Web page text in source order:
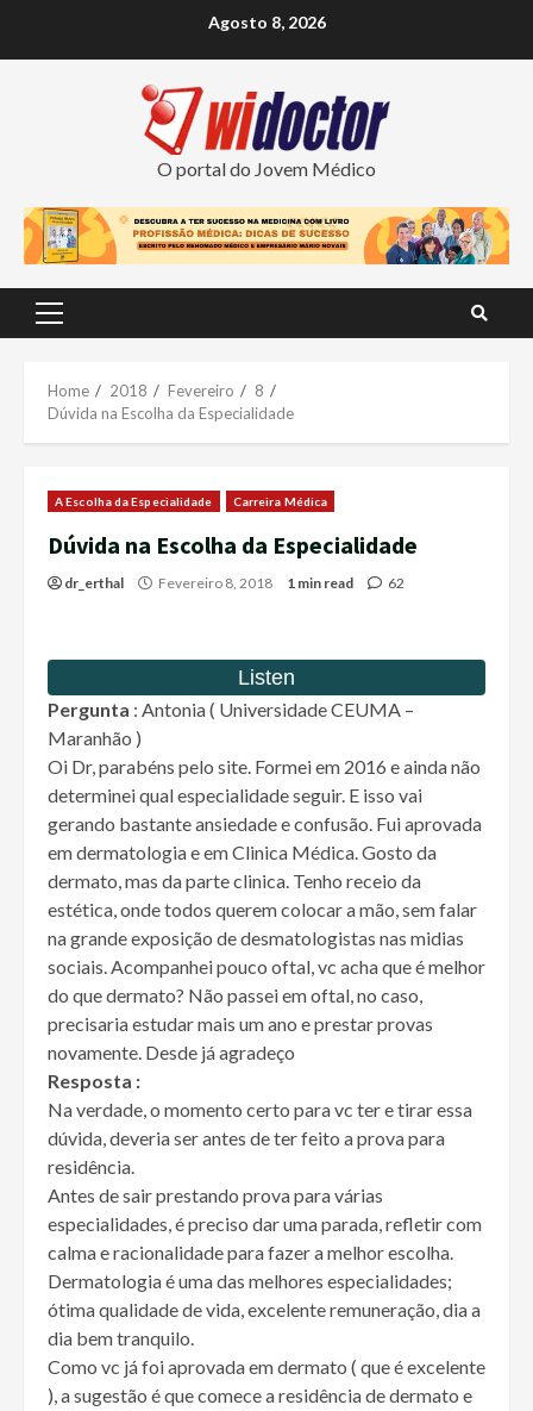
Agosto 8, 2026
O portal do Jovem Médico
Primary
Home 2018 Fevereiro
8
Dúvida na Escolha da Especialidade
A Escolha da Especialidade Carreira Médica
Dúvida na Escolha da Especialidade
dr_erthal Fevereiro 8, 2018 1 min read 62
Pergunta : Antonia ( Universidade CEUMA –
Maranhão )
Oi Dr, parabéns pelo site. Formei em 2016 e ainda não
determinei qual especialidade seguir. E isso vai
gerando bastante ansiedade e confusão. Fui aprovada
em dermatologia e em Clinica Médica. Gosto da
dermato, mas da parte clinica. Tenho receio da
estética, onde todos querem colocar a mão, sem falar
na grande exposição de desmatologistas nas midias
sociais. Acompanhei pouco oftal, vc acha que é melhor
do que dermato? Não passei em oftal, no caso,
precisaria estudar mais um ano e prestar provas
novamente. Desde já agradeço
Resposta :
Na verdade, o momento certo para vc ter e tirar essa
dúvida, deveria ser antes de ter feito a prova para
residência.
Antes de sair prestando prova para várias
especialidades, é preciso dar uma parada, refletir com
calma e racionalidade para fazer a melhor escolha.
Dermatologia é uma das melhores especialidades;
ótima qualidade de vida, excelente remuneração, dia a
dia bem tranquilo.
Como vc já foi aprovada em dermato ( que é excelente
), a sugestão é que comece a residência de dermato e